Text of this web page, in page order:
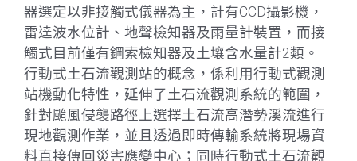
器選定以非接觸式儀器為主，計有CCD攝影機，
雷達波水位計、地聲檢知器及雨量計裝置，而接
觸式目前僅有鋼索檢知器及土壤含水量計2類。
行動式土石流觀測站的概念，係利用行動式觀測
站機動化特性，延伸了土石流觀測系統的範圍，
針對颱風侵襲路徑上選擇土石流高潛勢溪流進行
現地觀測作業，並且透過即時傳輸系統將現場資
料直接傳回災害應變中心；同時行動式土石流觀